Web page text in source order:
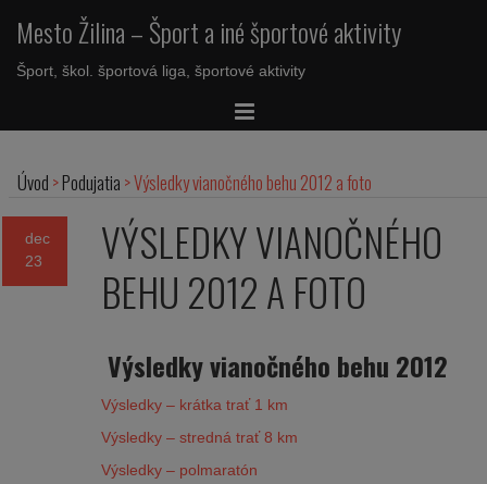
Mesto Žilina – Šport a iné športové aktivity
Šport, škol. športová liga, športové aktivity
Úvod >Podujatia >Výsledky vianočného behu 2012 a foto
dec
23
VÝSLEDKY VIANOČNÉHO
BEHU 2012 A FOTO
Výsledky vianočného behu 2012
Výsledky – krátka trať 1 km
Výsledky – stredná trať 8 km
Výsledky – polmaratón